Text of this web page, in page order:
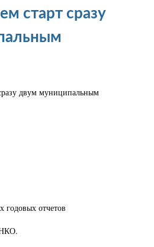
старт сразу
двум муниципальным
годовых отчетов